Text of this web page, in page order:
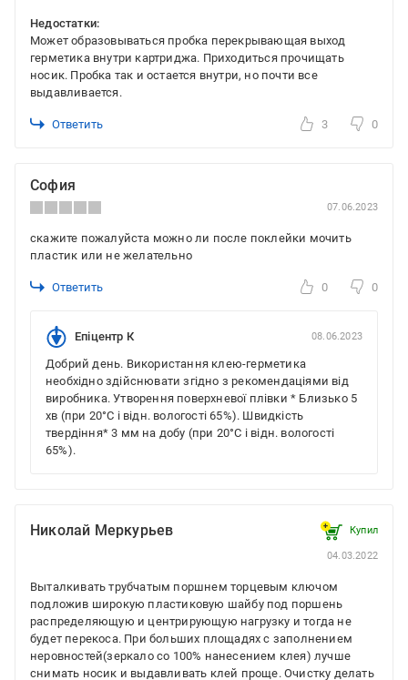
Недостатки:
Может образовываться пробка перекрывающая выход
герметика внутри картриджа. Приходиться прочищать
носик. Пробка так и остается внутри, но почти все
выдавливается.
Ответить 3 0
София
07.06.2023
скажите пожалуйста можно ли после поклейки мочить
пластик или не желательно
Ответить 0 0
Епіцентр К 08.06.2023
Добрий день. Використання клею-герметика
необхідно здійснювати згідно з рекомендаціями від
виробника. Утворення поверхневої плівки * Близько 5
хв (при 20°C і відн. вологості 65%). Швидкість
твердіння* 3 мм на добу (при 20°C і відн. вологості
65%).
Николай Меркурьев Купил
04.03.2022
Выталкивать трубчатым поршнем торцевым ключом
подложив широкую пластиковую шайбу под поршень
распределяющую и центрирующую нагрузку и тогда не
будет перекоса. При больших площадях с заполнением
неровностей(зеркало со 100% нанесением клея) лучше
снимать носик и выдавливать клей проще. Очистку делать